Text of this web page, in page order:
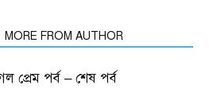
MORE FROM AUTHOR
প্রেম পর্ব – শেষ পর্ব